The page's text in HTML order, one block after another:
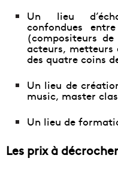
Un lieu
confondues
(compositeurs
acteurs, metteurs
des quatre coins
Un lieu de
music, master
Un lieu de
Les prix à décrocher